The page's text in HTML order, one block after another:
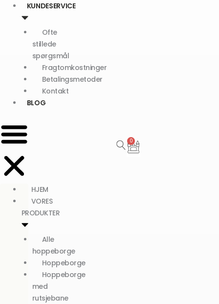
KUNDESERVICE
Ofte
stillede
spørgsmål
Fragtomkostninger
Betalingsmetoder
Kontakt
BLOG
HJEM
VORES
PRODUKTER
Alle
hoppeborge
Hoppeborge
Hoppeborge
med
rutsjebane
0
Kurv